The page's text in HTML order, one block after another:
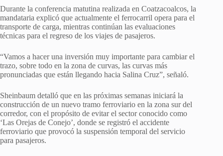
Durante la conferencia matutina realizada en Coatzacoalcos, la
mandataria explicó que actualmente el ferrocarril opera para el
transporte de carga, mientras continúan las evaluaciones
técnicas para el regreso de los viajes de pasajeros.
“Vamos a hacer una inversión muy importante para cambiar el
trazo, sobre todo en la zona de curvas, las curvas más
pronunciadas que están llegando hacia Salina Cruz”, señaló.
Sheinbaum detalló que en las próximas semanas iniciará la
construcción de un nuevo tramo ferroviario en la zona sur del
corredor, con el propósito de evitar el sector conocido como
‘Las Orejas de Conejo’, donde se registró el accidente
ferroviario que provocó la suspensión temporal del servicio
para pasajeros.